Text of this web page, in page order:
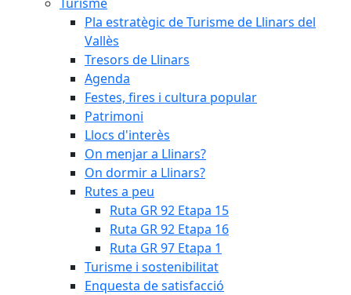
Pla estratègic de Turisme de Llinars del
Vallès
Tresors de Llinars
Agenda
Festes, fires i cultura popular
Patrimoni
Llocs d'interès
On menjar a Llinars?
On dormir a Llinars?
Rutes a peu
Ruta GR 92 Etapa 15
Ruta GR 92 Etapa 16
Ruta GR 97 Etapa 1
Turisme i sostenibilitat
Enquesta de satisfacció